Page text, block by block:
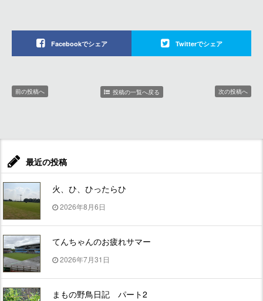
Facebookでシェア Twitterでシェア
前の投稿へ 投稿の一覧へ戻る 次の投稿へ
最近の投稿
火、ひ、ひったらひ
2026年8月6日
てんちゃんのお疲れサマー
2026年7月31日
まもの野鳥日記 パート2